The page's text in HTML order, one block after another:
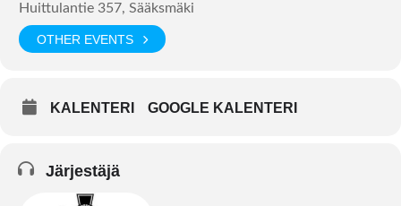
Huittulantie 357, Sääksmäki
OTHER EVENTS
KALENTERI GOOGLE KALENTERI
Järjestäjä